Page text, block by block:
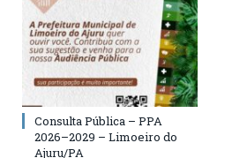
Consulta Pública – PPA
2026–2029 – Limoeiro do
Ajuru/PA